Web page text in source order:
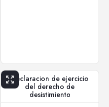
Declaracion de ejercicio
del derecho de
desistimiento